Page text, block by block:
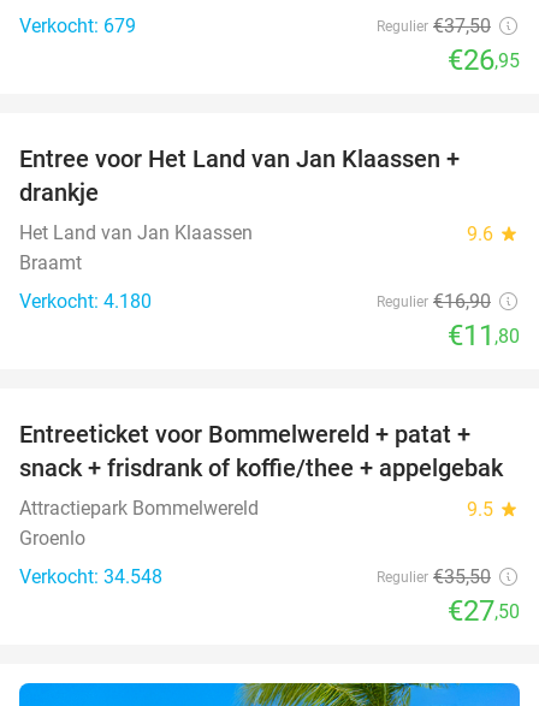
Verkocht: 679
Regulier €37,50
€26,95
Entree voor Het Land van Jan Klaassen +
drankje
Het Land van Jan Klaassen 9.6 star
Braamt
Verkocht: 4.180
Regulier €16,90
€11 ,80
23%
Entreeticket voor Bommelwereld + patat +
snack + frisdrank of koffie/thee + appelgebak
Attractiepark Bommelwereld 9.5 star
Groenlo
Verkocht: 34.548
Regulier €35,50
€27,50